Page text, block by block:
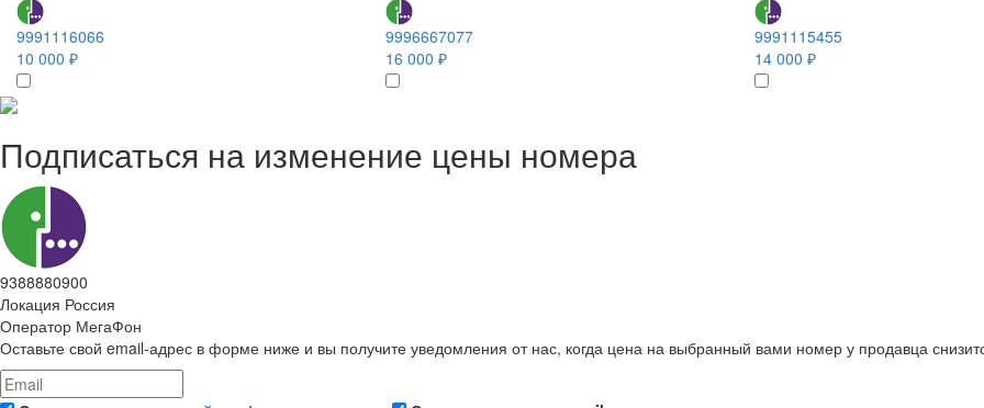
9991116066
10 000 ₽
9996667077
16 000 ₽
9991115455
14 000 ₽
Подписаться на изменение цены номера
9388880900
Локация Россия
Оператор МегаФон
Оставьте свой email-адрес в форме ниже и вы получите уведомления от нас, когда цена на выбранный вами номер у продавца